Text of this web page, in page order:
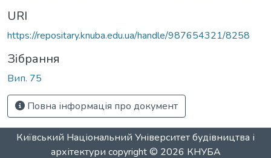
URI
https://repositary.knuba.edu.ua/handle/987654321/8258
Зібрання
Вип. 75
Повна інформація про документ
Київський Національний Університет будівництва і
архітектури copyright © 2026 КНУБА